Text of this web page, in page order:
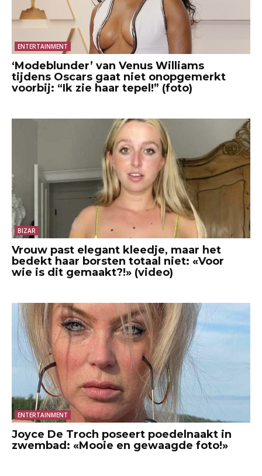
ENTERTAINMENT
‘Modeblunder’ van Venus Williams
tijdens Oscars gaat niet onopgemerkt
voorbij: “Ik zie haar tepel!” (foto)
BIZAR
Vrouw past elegant kleedje, maar het
bedekt haar borsten totaal niet: «Voor
wie is dit gemaakt?!» (video)
ENTERTAINMENT
Joyce De Troch poseert poedelnaakt in
zwembad: «Mooie en gewaagde foto!»